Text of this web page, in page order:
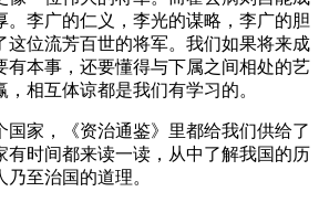
。李广的仁义，李光的谋略，李广的胆
这位流芳百世的将军。我们如果将来成
有本事，还要懂得与下属之间相处的艺
相互体谅都是我们有学习的。
国家，《资治通鉴》里都给我们供给了
有时间都来读一读，从中了解我国的历
至治国的道理。